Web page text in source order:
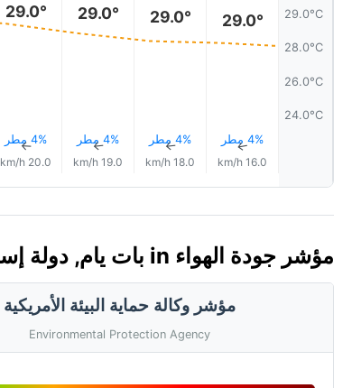
29.0°C
28.0°C
26.0°C
24.0°C
29.0°
4% مطر↑
16.0 km/h
29.0°
4% مطر↑
18.0 km/h
29.0°
4% مطر↑
19.0 km/h
29.0°
4% مطر↑
20.0 km/h
مؤشر جودة الهواء in بات يام, دولة إسرائيل 🇮🇱 (AQI)
مؤشر وكالة حماية البيئة الأمريكية
Environmental Protection Agency